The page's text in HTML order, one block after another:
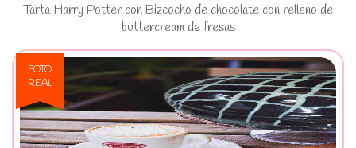
Tarta Harry Potter con Bizcocho de chocolate con relleno de
buttercream de fresas
FOTO
REAL